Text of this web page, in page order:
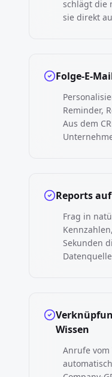
schlägt die
sie direkt
Folge-E-
Reminder,
Aus dem
Reports
Frag in
Sekunden
Wissen
Anrufe